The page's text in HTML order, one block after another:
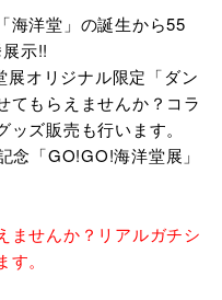
海洋堂」の誕生から55
示!!
オリジナル限定「ダン
てもらえませんか？コラ
ズ販売も行います。
念「GO!GO!海洋堂展」
ませんか？リアルガチシ
。